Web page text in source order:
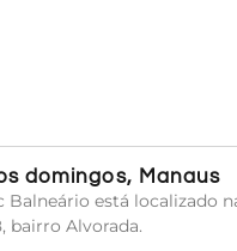
domingos, Manaus
Balneário está localizado
bairro Alvorada.